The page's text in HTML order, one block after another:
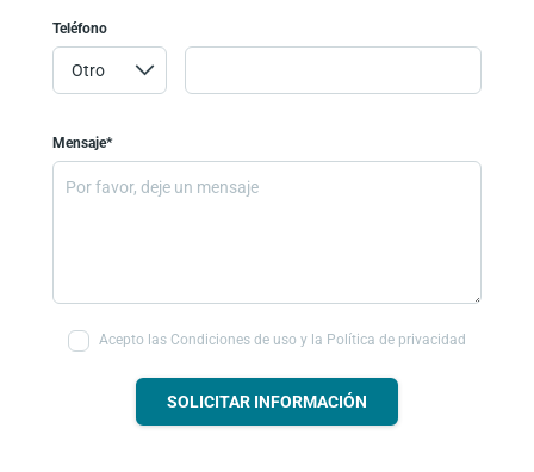
Teléfono
Mensaje*
Acepto las Condiciones de uso y la Política de privacidad
SOLICITAR INFORMACIÓN